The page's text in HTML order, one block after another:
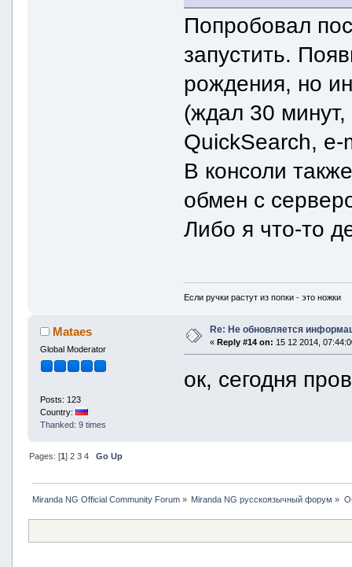
Попробовал
запустить.
рождения, но
(ждал 30
QuickSearch, e-
В консоли
обмен с
Либо я что-то
Если ручки растут из попки - это ножки
Mataes
Global Moderator
Posts: 123
Country:
Thanked: 9 times
Re: Не обновляется
« Reply #14 on: 15 12 2014,
ок, сегодня
Pages: [1] 2 3 4 Go Up
Miranda NG Official Community Forum» Miranda NG русскоязычный форум »